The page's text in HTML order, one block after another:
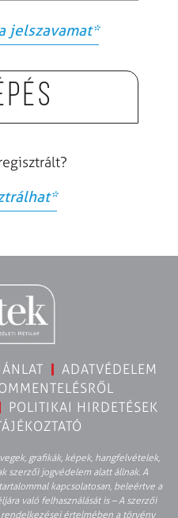
jelszavamat*
*
ADATVÉDELEM
POLITIKAI HIRDETÉSEK
grafikák, képek, hangfelvételek,
szerzői jogvédelem alatt állnak. A
kapcsolatosan, beleértve a
való felhasználását is – A szerzői
rendelkezései értelmében a törvény